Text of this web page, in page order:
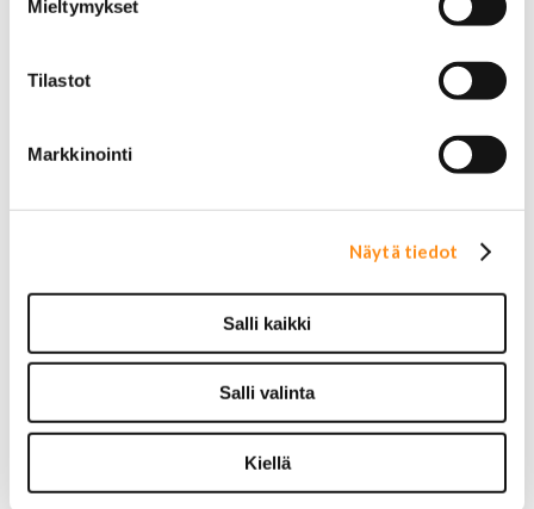
Mieltymykset
Tilastot
Markkinointi
Näytä tiedot
Salli kaikki
Salli valinta
Kiellä
Astinlaudat ja -putket
Aurinkolipat
Erikoiskeulamerkit
Kromikoristeet
Cadillac
Chrysler
Dodge